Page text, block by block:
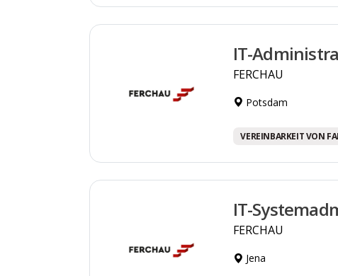
IT-
FERCHAU
Potsdam
VEREINBARKEIT VON
IT-
FERCHAU
Jena